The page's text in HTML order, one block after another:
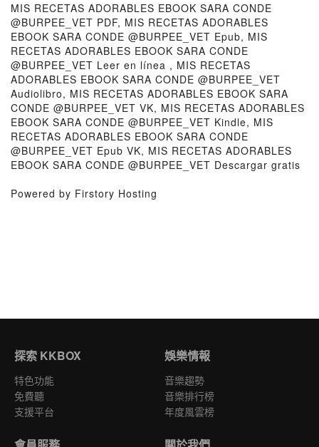
MIS RECETAS ADORABLES EBOOK SARA CONDE
@BURPEE_VET PDF, MIS RECETAS ADORABLES
EBOOK SARA CONDE @BURPEE_VET Epub, MIS
RECETAS ADORABLES EBOOK SARA CONDE
@BURPEE_VET Leer en línea , MIS RECETAS
ADORABLES EBOOK SARA CONDE @BURPEE_VET
Audiolibro, MIS RECETAS ADORABLES EBOOK SARA
CONDE @BURPEE_VET VK, MIS RECETAS ADORABLES
EBOOK SARA CONDE @BURPEE_VET Kindle, MIS
RECETAS ADORABLES EBOOK SARA CONDE
@BURPEE_VET Epub VK, MIS RECETAS ADORABLES
EBOOK SARA CONDE @BURPEE_VET Descargar gratis
Powered by Firstory Hosting
探索 KKBOX
特色功能
免費聽
支援平台
娛樂情報
音樂趨勢
音樂排行榜
年度風雲榜